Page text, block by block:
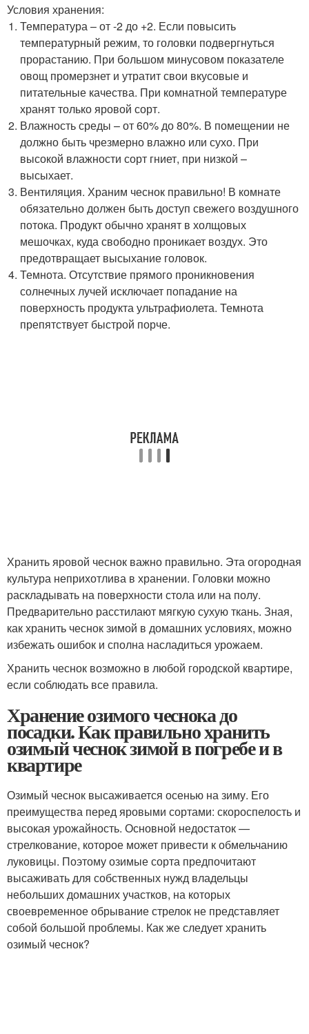
Условия хранения:
Температура – от -2 до +2. Если повысить
температурный режим, то головки подвергнуться
прорастанию. При большом минусовом показателе
овощ промерзнет и утратит свои вкусовые и
питательные качества. При комнатной температуре
хранят только яровой сорт.
Влажность среды – от 60% до 80%. В помещении не
должно быть чрезмерно влажно или сухо. При
высокой влажности сорт гниет, при низкой –
высыхает.
Вентиляция. Храним чеснок правильно! В комнате
обязательно должен быть доступ свежего воздушного
потока. Продукт обычно хранят в холщовых
мешочках, куда свободно проникает воздух. Это
предотвращает высыхание головок.
Темнота. Отсутствие прямого проникновения
солнечных лучей исключает попадание на
поверхность продукта ультрафиолета. Темнота
препятствует быстрой порче.
Хранить яровой чеснок важно правильно. Эта огородная
культура неприхотлива в хранении. Головки можно
раскладывать на поверхности стола или на полу.
Предварительно расстилают мягкую сухую ткань. Зная,
как хранить чеснок зимой в домашних условиях, можно
избежать ошибок и сполна насладиться урожаем.
Хранить чеснок возможно в любой городской квартире,
если соблюдать все правила.
Хранение озимого чеснока до
посадки. Как правильно хранить
озимый чеснок зимой в погребе и в
квартире
Озимый чеснок высаживается осенью на зиму. Его
преимущества перед яровыми сортами: скороспелость и
высокая урожайность. Основной недостаток —
стрелкование, которое может привести к обмельчанию
луковицы. Поэтому озимые сорта предпочитают
высаживать для собственных нужд владельцы
небольших домашних участков, на которых
своевременное обрывание стрелок не представляет
собой большой проблемы. Как же следует хранить
озимый чеснок?